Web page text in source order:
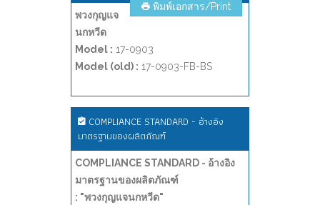
พิมพ์เอกสาร/Print
พวงกุญแจ
นกหวีด
Model : 17-0903
Model (old) : 17-0903-FB-BS
COMPLIANCE STANDARD - อ้างอิง
มาตรฐานของผลิตภัณฑ์
COMPLIANCE STANDARD - อ้างอิง
มาตรฐานของผลิตภัณฑ์
: "พวงกุญแจนกหวีด"